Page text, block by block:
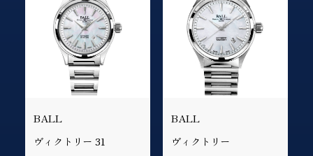
BALL
ヴィクトリー 31
BALL
ヴィクトリー